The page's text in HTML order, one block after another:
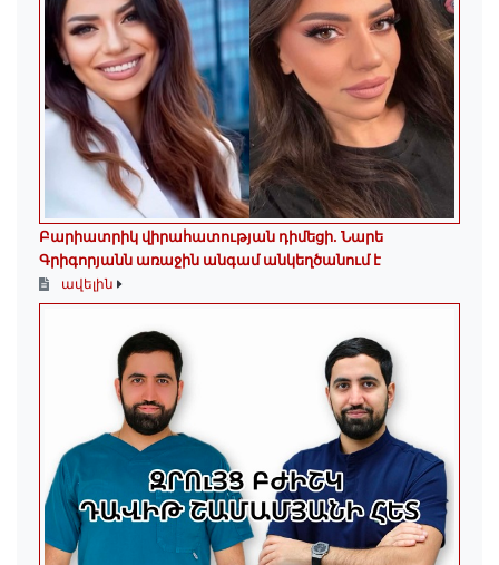
Բարիատրիկ վիրահատության դիմեցի. Նարե
Գրիգորյանն առաջին անգամ անկեղծանում է
ավելին